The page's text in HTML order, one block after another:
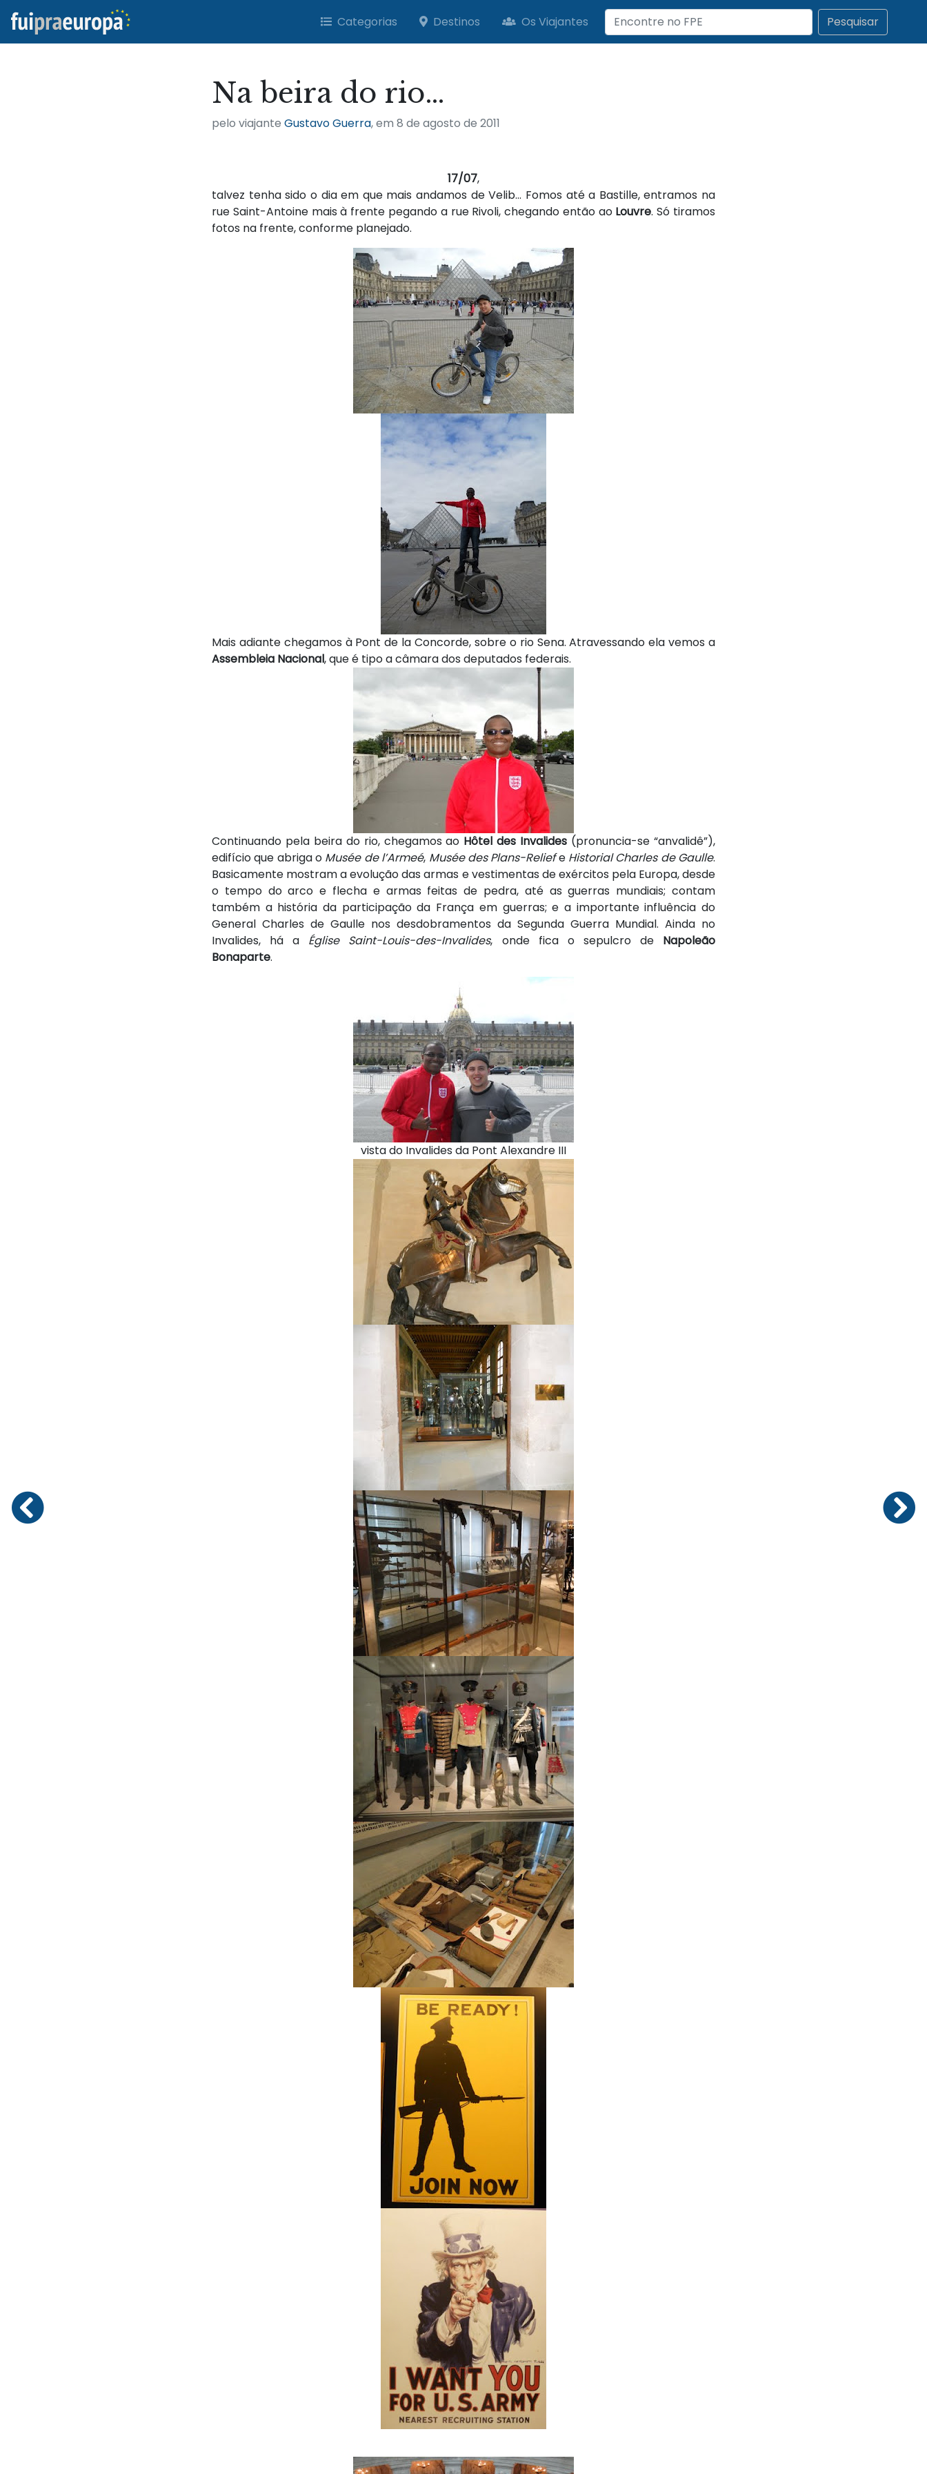
Categorias Destinos Os Viajantes Pesquisar
Na beira do rio…
pelo viajante Gustavo Guerra, em 8 de agosto de 2011
17/07,
talvez tenha sido o dia em que mais andamos de Velib… Fomos até a Bastille, entramos na
rue Saint-Antoine mais à frente pegando a rue Rivoli, chegando então ao Louvre. Só tiramos
fotos na frente, conforme planejado.
Mais adiante chegamos à Pont de la Concorde, sobre o rio Sena. Atravessando ela vemos a
Assembleia Nacional, que é tipo a câmara dos deputados federais.
Continuando pela beira do rio, chegamos ao Hôtel des Invalides (pronuncia-se “anvalidê”),
edifício que abriga o Musée de l’Armeé, Musée des Plans-Reliefe Historial Charles de Gaulle.
Basicamente mostram a evolução das armas e vestimentas de exércitos pela Europa, desde
o tempo do arco e flecha e armas feitas de pedra, até as guerras mundiais; contam
também a história da participação da França em guerras; e a importante influência do
General Charles de Gaulle nos desdobramentos da Segunda Guerra Mundial. Ainda no
Invalides, há a Église Saint-Louis-des-Invalides, onde fica o sepulcro de Napoleão
Bonaparte.
vista do Invalides da Pont Alexandre III